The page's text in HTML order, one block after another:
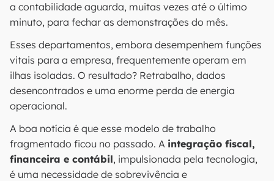
a contabilidade aguarda, muitas vezes até o último
minuto, para fechar as demonstrações do mês.
Esses departamentos, embora desempenhem funções
vitais para a empresa, frequentemente operam em
ilhas isoladas. O resultado? Retrabalho, dados
desencontrados e uma enorme perda de energia
operacional.
A boa notícia é que esse modelo de trabalho
fragmentado ficou no passado. A integração fiscal,
financeira e contábil, impulsionada pela tecnologia,
é uma necessidade de sobrevivência e